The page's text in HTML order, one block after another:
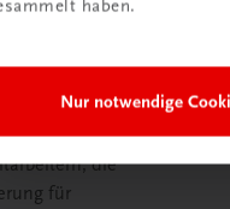
haben.
Nur notwendige
75
die
für